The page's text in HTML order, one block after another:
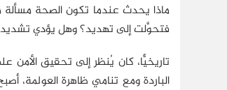
ماذا يحدث عندما تكون الصحة مسألة
فتحوَّلت إلى تهديد؟ وهل يؤدي تشديد
تاريخيًّا، كان يُنظر إلى تحقيق الأمن